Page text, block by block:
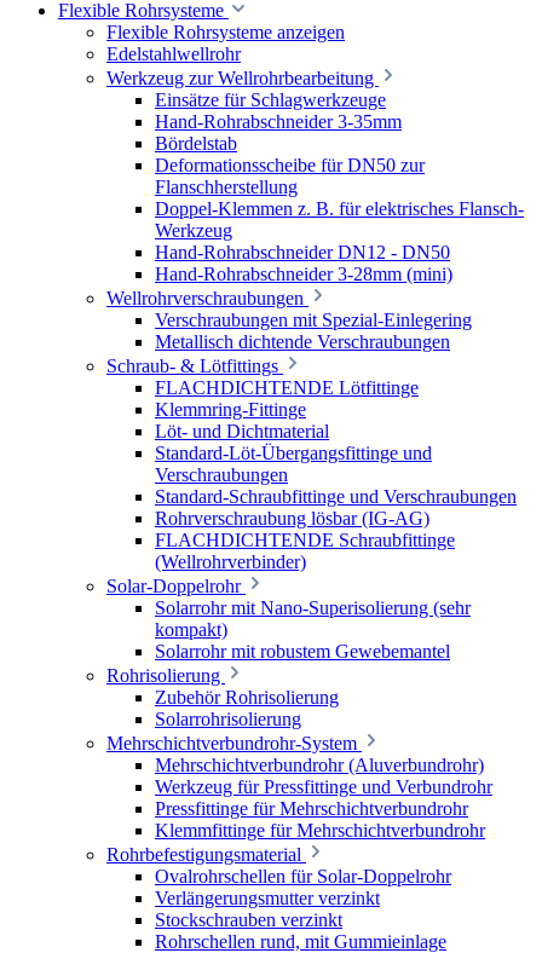
Flexible Rohrsysteme
Flexible Rohrsysteme anzeigen
Edelstahlwellrohr
Werkzeug zur Wellrohrbearbeitung
Einsätze für Schlagwerkzeuge
Hand-Rohrabschneider 3-35mm
Bördelstab
Deformationsscheibe für DN50 zur
Flanschherstellung
Doppel-Klemmen z. B. für elektrisches Flansch-
Werkzeug
Hand-Rohrabschneider DN12 - DN50
Hand-Rohrabschneider 3-28mm (mini)
Wellrohrverschraubungen
Verschraubungen mit Spezial-Einlegering
Metallisch dichtende Verschraubungen
Schraub- & Lötfittings
FLACHDICHTENDE Lötfittinge
Klemmring-Fittinge
Löt- und Dichtmaterial
Standard-Löt-Übergangsfittinge und
Verschraubungen
Standard-Schraubfittinge und Verschraubungen
Rohrverschraubung lösbar (IG-AG)
FLACHDICHTENDE Schraubfittinge
(Wellrohrverbinder)
Solar-Doppelrohr
Solarrohr mit Nano-Superisolierung (sehr
kompakt)
Solarrohr mit robustem Gewebemantel
Rohrisolierung
Zubehör Rohrisolierung
Solarrohrisolierung
Mehrschichtverbundrohr-System
Mehrschichtverbundrohr (Aluverbundrohr)
Werkzeug für Pressfittinge und Verbundrohr
Pressfittinge für Mehrschichtverbundrohr
Klemmfittinge für Mehrschichtverbundrohr
Rohrbefestigungsmaterial
Ovalrohrschellen für Solar-Doppelrohr
Verlängerungsmutter verzinkt
Stockschrauben verzinkt
Rohrschellen rund, mit Gummieinlage